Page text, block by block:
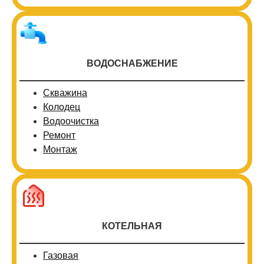
ВОДОСНАБЖЕНИЕ
Скважина
Колодец
Водоочистка
Ремонт
Монтаж
КОТЕЛЬНАЯ
Газовая